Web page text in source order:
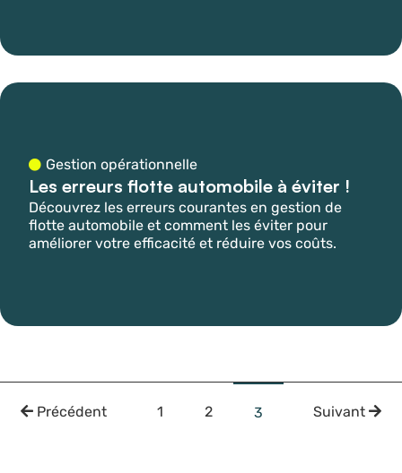
Gestion opérationnelle
Les erreurs flotte automobile à éviter !
Découvrez les erreurs courantes en gestion de
flotte automobile et comment les éviter pour
améliorer votre efficacité et réduire vos coûts.
Précédent 1 2 3 Suivant